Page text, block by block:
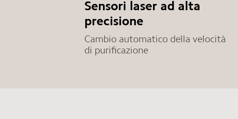
Sensori laser ad alta
precisione
Cambio automatico della velocità
di purificazione